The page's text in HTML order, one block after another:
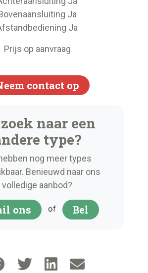
Ja
Ja
Prijs op aanvraag
contact op
naar een
type?
nog meer types
Benieuwd naar ons
volledige aanbod?
ons of Bel